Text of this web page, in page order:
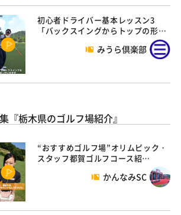
初心者ドライバー基本レッスン3
「バックスイングからトップの形…
みうら倶楽部
『栃木県のゴルフ場紹介』
“おすすめゴルフ場”オリムピック・
スタッフ都賀ゴルフコース紹…
かんなみSC